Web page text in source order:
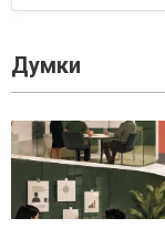
Думки